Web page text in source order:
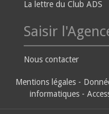
La lettre du Club ADS
Saisir
Nous contacter
Mentions légales -
informatiques -